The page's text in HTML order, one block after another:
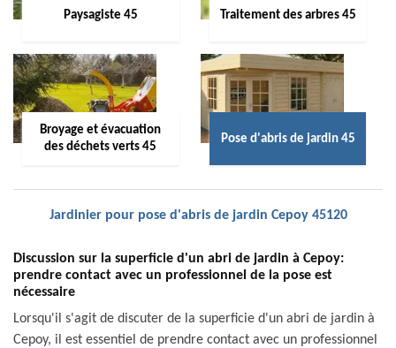
Paysagiste 45 Traitement des arbres 45
Broyage et évacuation
des déchets verts 45
Pose d'abris de jardin 45
Jardinier pour pose d'abris de jardin Cepoy 45120
Discussion sur la superficie d'un abri de jardin à Cepoy:
prendre contact avec un professionnel de la pose est
nécessaire
Lorsqu'il s'agit de discuter de la superficie d'un abri de jardin à
Cepoy, il est essentiel de prendre contact avec un professionnel